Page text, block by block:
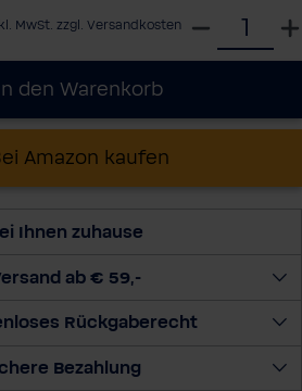
MwSt. zzgl. Versandkosten
W
e
n
a
den Warenkorb
Amazon kaufen
Ihnen zuhause
ab € 59,-
Rückgaberecht
Bezahlung